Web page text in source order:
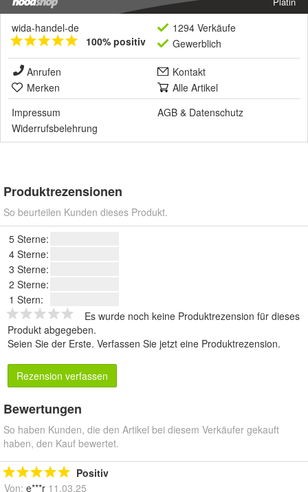
wida-handel-de
100% positiv
1294 Verkäufe
Gewerblich
Anrufen
Kontakt
Merken
Alle Artikel
Impressum
AGB & Datenschutz
Widerrufsbelehrung
Produktrezensionen
So beurteilen Kunden dieses Produkt.
5 Sterne:
4 Sterne:
3 Sterne:
2 Sterne:
1 Stern:
Es wurde noch keine Produktrezension für dieses
Produkt abgegeben.
Seien Sie der Erste. Verfassen Sie jetzt eine Produktrezension.
Rezension verfassen
Bewertungen
So haben Kunden, die den Artikel bei diesem Verkäufer gekauft
haben, den Kauf bewertet.
Positiv
Von: e***r 11.03.25